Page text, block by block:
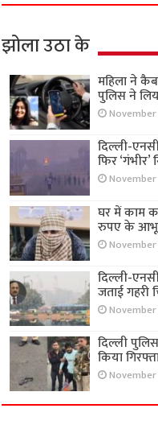
झोला उठा के
महिला ने
पुलिस ने
November
दिल्ली-
फिर
November
घर में काम
रुपए के
November
दिल्ली-
जताई गहरी
November
दिल्ली
किया
November